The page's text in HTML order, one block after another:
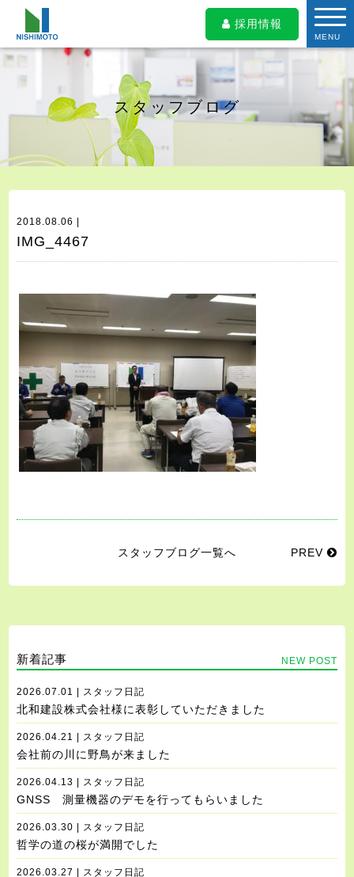
採用情報
MENU
スタッフブログ
2018.08.06 |
IMG_4467
スタッフブログ一覧へ PREV
新着記事 NEW POST
2026.07.01 | スタッフ日記
北和建設株式会社様に表彰していただきました
2026.04.21 | スタッフ日記
会社前の川に野鳥が来ました
2026.04.13 | スタッフ日記
GNSS 測量機器のデモを行ってもらいました
2026.03.30 | スタッフ日記
哲学の道の桜が満開でした
2026.03.27 | スタッフ日記